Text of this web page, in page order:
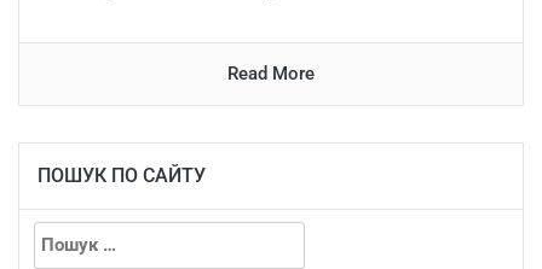
Read More
ПОШУК ПО САЙТУ